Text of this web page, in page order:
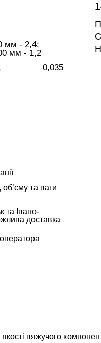
мм - 2,4;
мм - 1,2
0,035
об’єму та ваги
та Івано-
доставка
вяжучого